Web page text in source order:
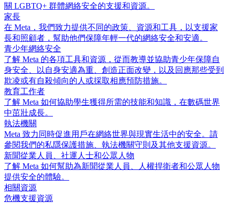
關 LGBTQ+ 群體網絡安全的支援和資源。
家長
在 Meta，我們致力提供不同的政策、資源和工具，以支援家
長和照顧者，幫助他們保障年輕一代的網絡安全和安適。
青少年網絡安全
了解 Meta 的各項工具和資源，從而教導並協助青少年保障自
身安全、以自身安適為重、創造正面改變，以及回應那些受到
欺凌或有自殺傾向的人或採取相應預防措施。
教育工作者
了解 Meta 如何協助學生獲得所需的技能和知識，在數碼世界
中茁壯成長。
執法機關
Meta 致力同時促進用戶在網絡世界與現實生活中的安全。請
參閱我們的私隱保護措施、執法機關守則及其他支援資源。
新聞從業人員、社運人士和公眾人物
了解 Meta 如何幫助為新聞從業人員、人權捍衛者和公眾人物
提供安全的體驗。
相關資源
危機支援資源